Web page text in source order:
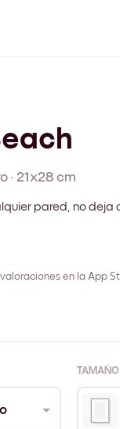
· 21x28 cm
pared, no deja
en la App